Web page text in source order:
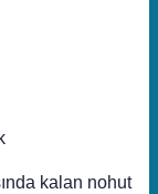
kalan nohut